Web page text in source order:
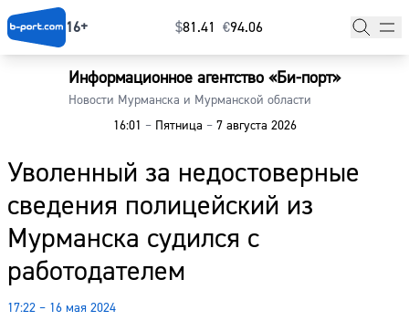
16+ $⁠81.41 €⁠94.06
Информационное агентство «Би-порт»
Новости Мурманска и Мурманской области
16:01 –Пятница –7 августа 2026
Уволенный за недостоверные
сведения полицейский из
Мурманска судился с
работодателем
17:22 – 16 мая 2024
Главная
Наши гости
Фоторепортажи
Погода
Курсы валют